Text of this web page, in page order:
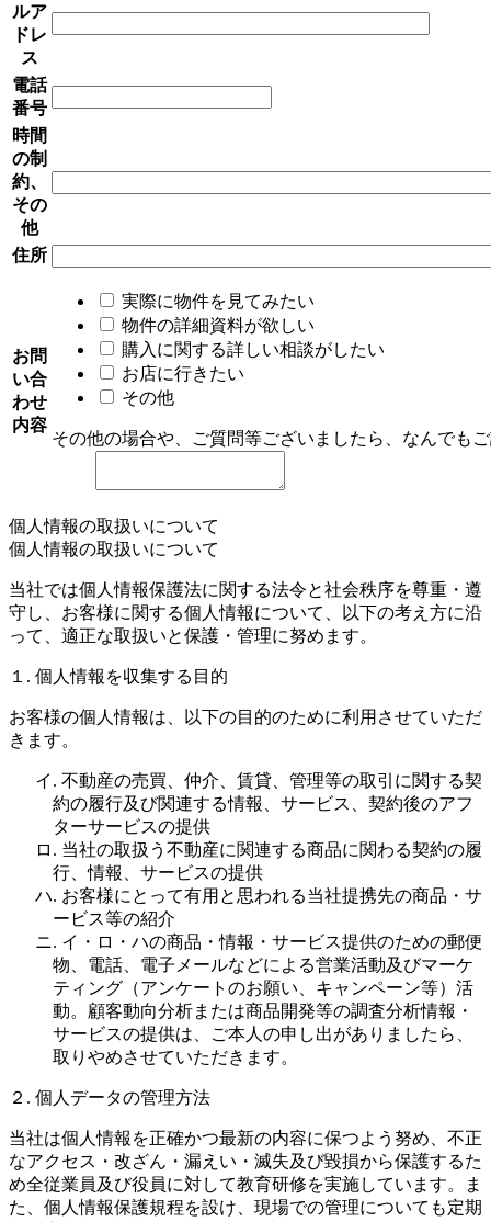
ルア
ドレ
ス
電話
番号
時間
の制
約、
その
他
住所
お問
い合
わせ
内容
実際に物件を見てみたい
物件の詳細資料が欲しい
購入に関する詳しい相談がしたい
お店に行きたい
その他
その他の場合や、ご質問等ございましたら、なんでも
個人情報の取扱いについて
個人情報の取扱いについて
当社では個人情報保護法に関する法令と社会秩序を尊重・遵
守し、お客様に関する個人情報について、以下の考え方に沿
って、適正な取扱いと保護・管理に努めます。
１. 個人情報を収集する目的
お客様の個人情報は、以下の目的のために利用させていただ
きます。
イ. 不動産の売買、仲介、賃貸、管理等の取引に関する契
約の履行及び関連する情報、サービス、契約後のアフ
ターサービスの提供
ロ. 当社の取扱う不動産に関連する商品に関わる契約の履
行、情報、サービスの提供
ハ. お客様にとって有用と思われる当社提携先の商品・サ
ービス等の紹介
ニ. イ・ロ・ハの商品・情報・サービス提供のための郵便
物、電話、電子メールなどによる営業活動及びマーケ
ティング（アンケートのお願い、キャンペーン等）活
動。顧客動向分析または商品開発等の調査分析情報・
サービスの提供は、ご本人の申し出がありましたら、
取りやめさせていただきます。
２. 個人データの管理方法
当社は個人情報を正確かつ最新の内容に保つよう努め、不正
なアクセス・改ざん・漏えい・滅失及び毀損から保護するた
め全従業員及び役員に対して教育研修を実施しています。ま
た、個人情報保護規程を設け、現場での管理についても定期